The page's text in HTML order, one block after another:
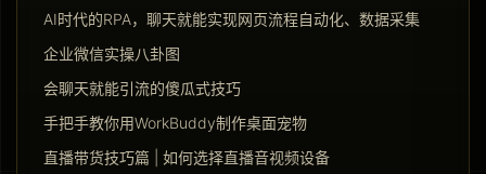
AI时代的RPA，聊天就能实现网页流程自动化、数据采集
企业微信实操八卦图
会聊天就能引流的傻瓜式技巧
手把手教你用WorkBuddy制作桌面宠物
直播带货技巧篇 | 如何选择直播音视频设备